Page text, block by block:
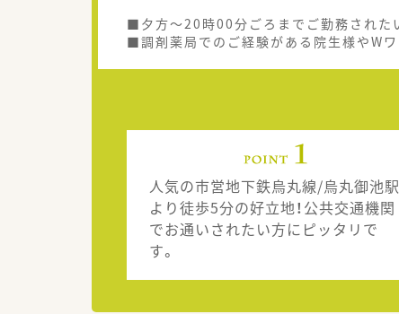
■夕方～20時00分ごろまでご勤務された
■調剤薬局でのご経験がある院生様やW
人気の市営地下鉄烏丸線/烏丸御池駅
より徒歩5分の好立地！公共交通機関
でお通いされたい方にピッタリで
す。